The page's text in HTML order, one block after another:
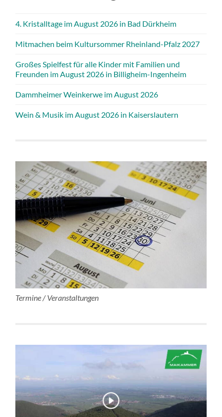
4. Kristalltage im August 2026 in Bad Dürkheim
Mitmachen beim Kultursommer Rheinland-Pfalz 2027
Großes Spielfest für alle Kinder mit Familien und
Freunden im August 2026 in Billigheim-Ingenheim
Dammheimer Weinkerwe im August 2026
Wein & Musik im August 2026 in Kaiserslautern
Termine / Veranstaltungen